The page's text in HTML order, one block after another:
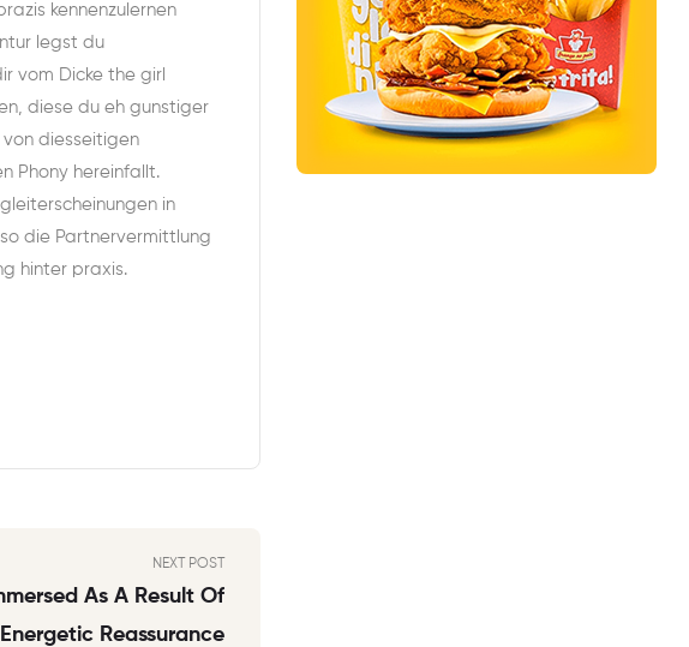
kennenzulernen
legst du
vom Dicke the girl
diese du eh gunstiger
von diesseitigen
Phony hereinfallt.
in
die Partnervermittlung
hinter praxis.
NEXT POST
As A Result Of
Energetic Reassurance